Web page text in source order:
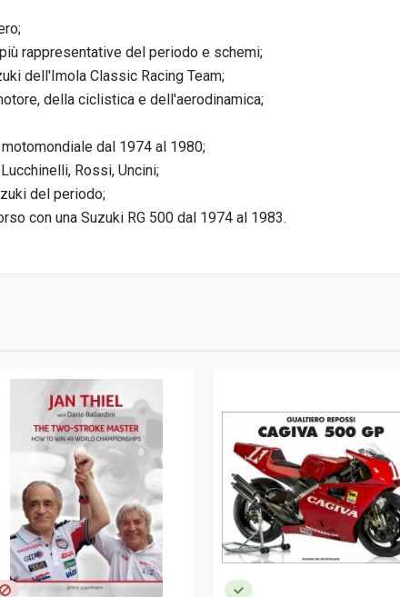
rappresentative del periodo e schemi;
dell'Imola Classic Racing Team;
della ciclistica e dell'aerodinamica;
dal 1974 al 1980;
Rossi, Uncini;
del periodo;
con una Suzuki RG 500 dal 1974 al 1983.